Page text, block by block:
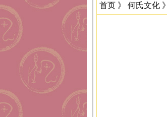
首页 》 何氏文化